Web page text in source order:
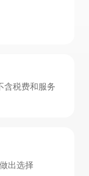
含税费和服务
出选择